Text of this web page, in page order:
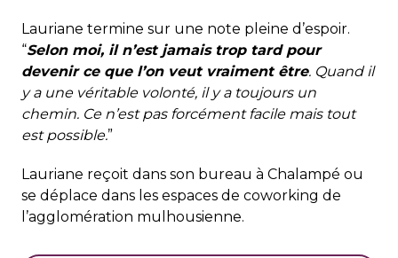
Lauriane termine sur une note pleine d’espoir.
“Selon moi, il n’est jamais trop tard pour
devenir ce que l’on veut vraiment être. Quand il
y a une véritable volonté, il y a toujours un
chemin. Ce n’est pas forcément facile mais tout
est possible.”
Lauriane reçoit dans son bureau à Chalampé ou
se déplace dans les espaces de coworking de
l’agglomération mulhousienne.